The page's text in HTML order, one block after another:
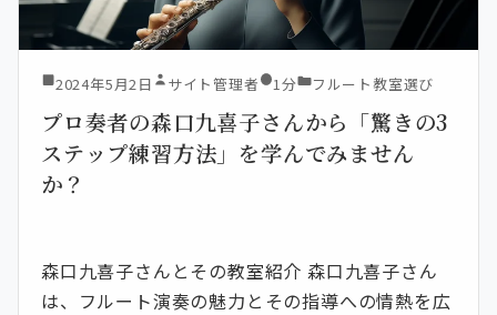
2024年5月2日 サイト管理者 1分 フルート教室選び
プロ奏者の森口九喜子さんから「驚きの3
ステップ練習方法」を学んでみません
か？
森口九喜子さんとその教室紹介 森口九喜子さん
は、フルート演奏の魅力とその指導への情熱を広